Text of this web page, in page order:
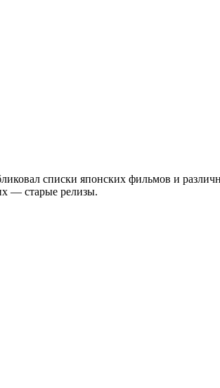
списки японских фильмов и
— старые релизы.